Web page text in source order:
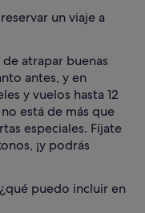
un viaje a
atrapar buenas
antes, y en
y vuelos hasta 12
está de más que
especiales. Fíjate
¡y podrás
puedo incluir en